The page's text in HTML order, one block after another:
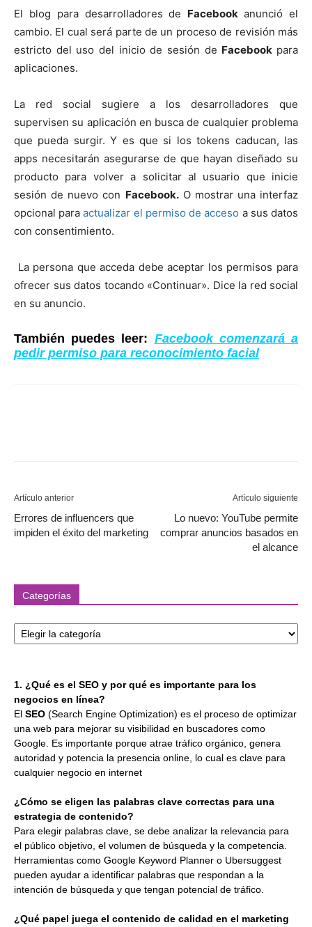
El blog para desarrolladores de Facebookanunció el
cambio. El cual será parte de un proceso de revisión más
estricto del uso del inicio de sesión de Facebook para
aplicaciones.
La red social sugiere a los desarrolladores que
supervisen su aplicación en busca de cualquier problema
que pueda surgir. Y es que si los tokens caducan, las
apps necesitarán asegurarse de que hayan diseñado su
producto para volver a solicitar al usuario que inicie
sesión de nuevo con Facebook.O mostrar una interfaz
opcional paraactualizar el permiso de acceso a sus datos
con consentimiento.
La persona que acceda debe aceptar los permisos para
ofrecer sus datos tocando «Continuar». Dice la red social
en su anuncio.
También puedes leer: Facebook comenzará a
pedir permiso para reconocimiento facial
Artículo anterior
Errores de influencers que
impiden el éxito del marketing
Artículo siguiente
Lo nuevo: YouTube permite
comprar anuncios basados ​​en
el alcance
Categorías
1. ¿Qué es el SEO y por qué es importante para los
negocios en línea?
El SEO (Search Engine Optimization) es el proceso de optimizar
una web para mejorar su visibilidad en buscadores como
Google. Es importante porque atrae tráfico orgánico, genera
autoridad y potencia la presencia online, lo cual es clave para
cualquier negocio en internet
¿Cómo se eligen las palabras clave correctas para una
estrategia de contenido?
Para elegir palabras clave, se debe analizar la relevancia para
el público objetivo, el volumen de búsqueda y la competencia.
Herramientas como Google Keyword Planner o Ubersuggest
pueden ayudar a identificar palabras que respondan a la
intención de búsqueda y que tengan potencial de tráfico.
¿Qué papel juega el contenido de calidad en el marketing